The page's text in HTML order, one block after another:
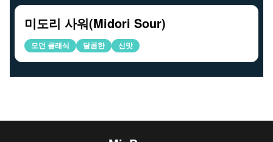
미도리 사워(Midori Sour)
모던 클래식 달콤한 신맛